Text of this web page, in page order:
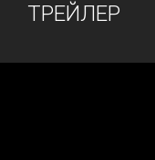
ТРЕЙЛЕР